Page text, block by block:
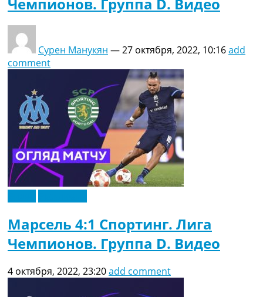
Сурен Манукян —27 октября, 2022, 10:16add
comment
Марсель 4:1 Спортинг. Лига
Чемпионов. Группа D. Видео
4 октября, 2022, 23:20add comment